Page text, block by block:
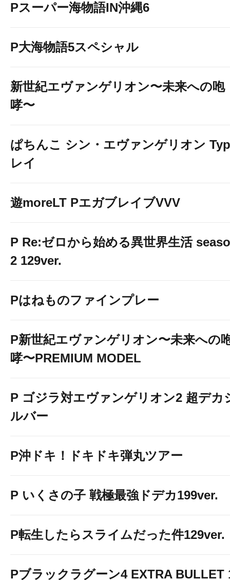
Pスーパー海物語IN沖縄6
P大海物語5スペシャル
新世紀エヴァンゲリオン〜未来への咆
哮〜
ぱちんこ シン・エヴァンゲリオン
レイ
遊moreLT PエガブレイブVVV
P Re:ゼロから始める異世界生活
2 129ver.
Pはねものファインプレー
P新世紀エヴァンゲリオン〜未来への
哮〜PREMIUM MODEL
P ゴジラ対エヴァンゲリオン2 超デカ
ルバー
P沖ドキ！ドキドキ弾丸ツアー
P いくさの子 戦極最強ドデカ199ver.
P転生したらスライムだった件129ver.
Pブラックラグーン4 EXTRA BULLET